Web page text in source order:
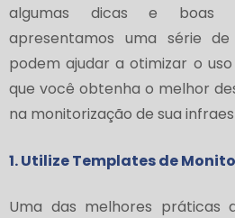
algumas dicas e boas
apresentamos uma série
podem ajudar a otimizar o
que você obtenha o melhor
na monitorização de sua
1. Utilize Templates de
Uma das melhores práticas